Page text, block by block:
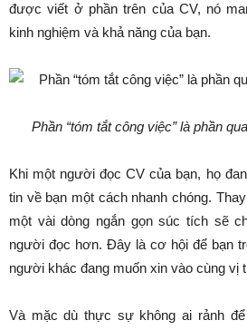
được viết ở phần trên của CV, nó
kinh nghiệm và khả năng của bạn.
Phần “tóm tắt công việc” là phần
Khi một người đọc CV của bạn, họ
tin về bạn một cách nhanh chóng.
một vài dòng ngắn gọn súc tích sẽ
người đọc hơn. Đây là cơ hội để bạn
người khác đang muốn xin vào cùng vị
Và mặc dù thực sự không ai rảnh